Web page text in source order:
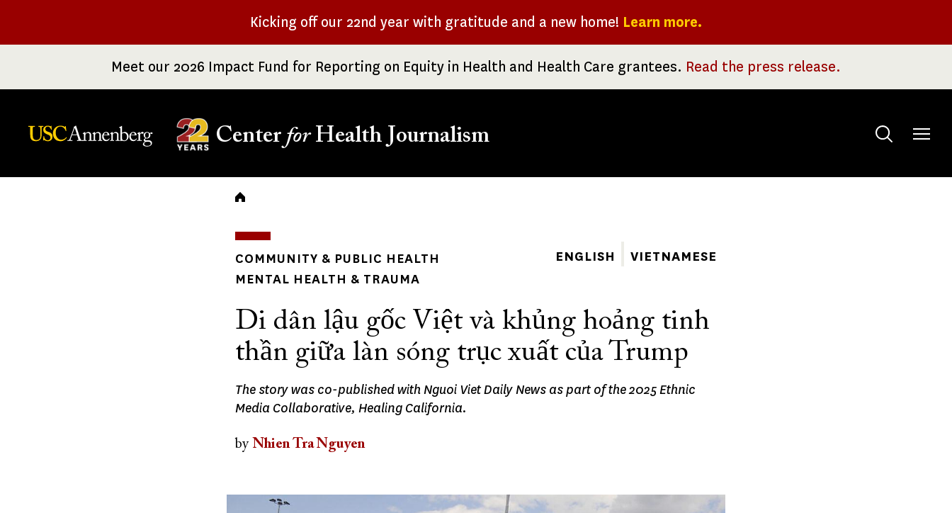
Kicking off our 22nd year with gratitude and a new home! Learn more.
Meet our 2026 Impact Fund for Reporting on Equity in Health and Health Care grantees. Read the press release.
Center forHealth Journalism
Toggle
Breadcrumb
ENGLISH VIETNAMESE
COMMUNITY & PUBLIC HEALTH
MENTAL HEALTH & TRAUMA
Di dân lậu gốc Việt và khủng hoảng tinh
thần giữa làn sóng trục xuất của Trump
The story was co-published with Nguoi Viet Daily News as part of the 2025 Ethnic
Media Collaborative, Healing California.
by Nhien Tra Nguyen